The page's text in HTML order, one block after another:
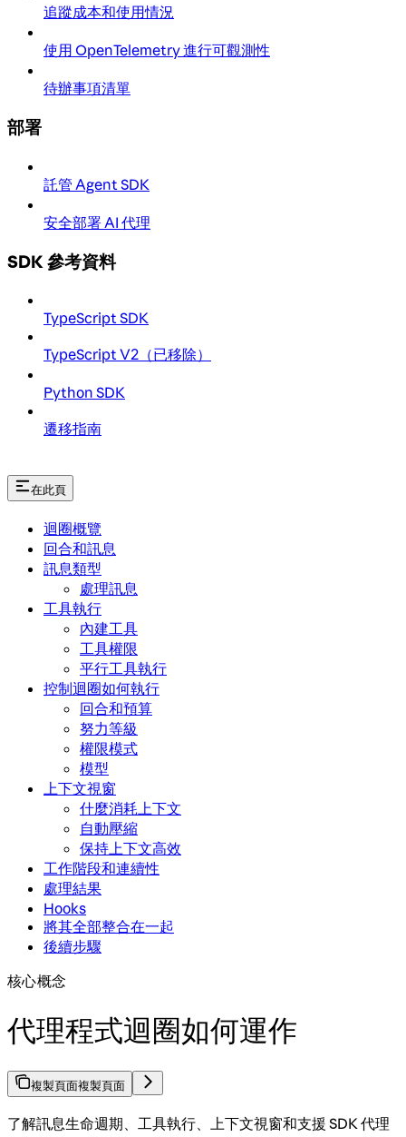
追蹤成本和使用情況
使用 OpenTelemetry 進行可觀測性
待辦事項清單
部署
託管 Agent SDK
安全部署 AI 代理
SDK 參考資料
TypeScript SDK
TypeScript V2（已移除）
Python SDK
遷移指南
在此頁
迴圈概覽
回合和訊息
訊息類型
處理訊息
工具執行
內建工具
工具權限
平行工具執行
控制迴圈如何執行
回合和預算
努力等級
權限模式
模型
上下文視窗
什麼消耗上下文
自動壓縮
保持上下文高效
工作階段和連續性
處理結果
Hooks
將其全部整合在一起
後續步驟
核心概念
代理程式迴圈如何運作
複製頁面複製頁面
了解訊息生命週期、工具執行、上下文視窗和支援 SDK 代理